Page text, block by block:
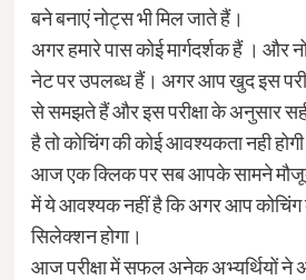
बने बनाएं नोट्स भी मिल जाते हैं।
अगर हमारे पास कोई मार्गदर्शक हैं । और
नेट पर उपलब्ध हैं। अगर आप खुद इस
से समझते हैं और इस परीक्षा के अनुसार
है तो कोचिंग की कोई आवश्यकता नही
आज एक क्लिक पर सब आपके सामने
में ये आवश्यक नहीं है कि अगर आप
सिलेक्शन होगा।
आज परीक्षा में सफल अनेक अभ्यर्थियों